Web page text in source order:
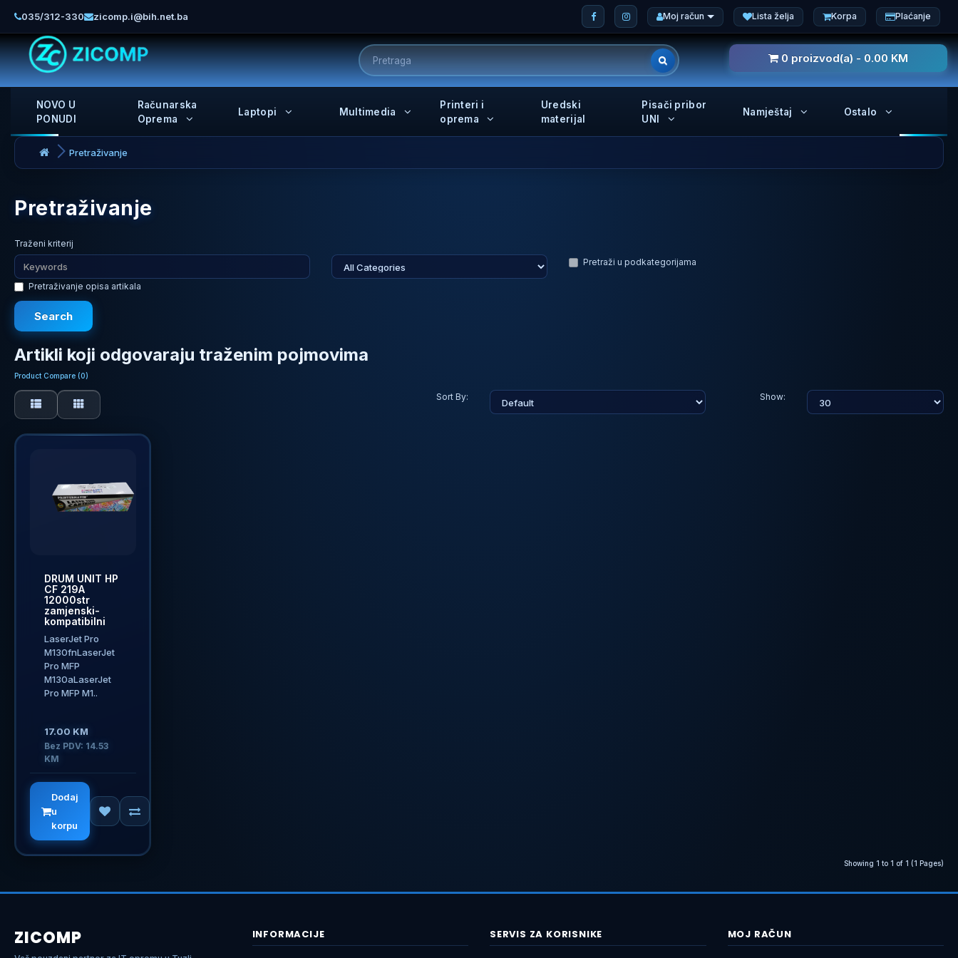
035/312-330 zicomp.i@bih.net.ba Moj račun Lista želja Korpa Plaćanje
0 proizvod(a) - 0.00 KM
NOVO U
PONUDI
Računarska
Oprema
Laptopi Multimedia
Printeri i
oprema
Uredski
materijal
Pisači pribor
UNI
Namještaj Ostalo
Pretraživanje
Pretraživanje
Traženi kriterij
Pretraži u podkategorijama
Pretraživanje opisa artikala
Artikli koji odgovaraju traženim pojmovima
Product Compare (0)
Sort By: Show:
DRUM UNIT HP
CF 219A
12000str
zamjenski-
kompatibilni
LaserJet Pro
M130fnLaserJet
Pro MFP
M130aLaserJet
Pro MFP M1..
17.00 KM
Bez PDV: 14.53
KM
Dodaj
u
korpu
Showing 1 to 1 of 1 (1 Pages)
ZICOMP INFORMACIJE SERVIS ZA KORISNIKE MOJ RAČUN